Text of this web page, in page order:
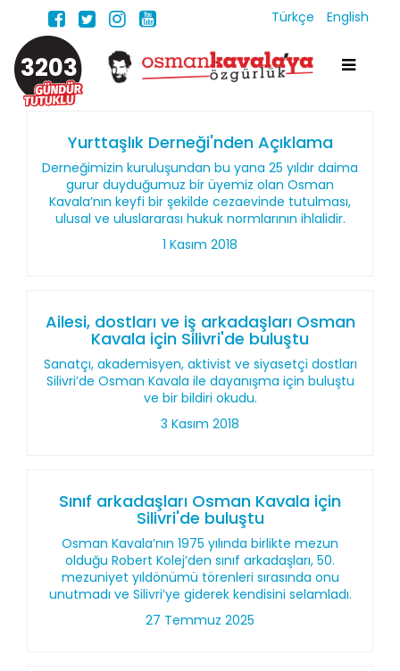
Türkçe English
3203
Yurttaşlık Derneği'nden Açıklama
Derneğimizin kuruluşundan bu yana 25 yıldır daima
gurur duyduğumuz bir üyemiz olan Osman
Kavala’nın keyfi bir şekilde cezaevinde tutulması,
ulusal ve uluslararası hukuk normlarının ihlalidir.
1 Kasım 2018
Ailesi, dostları ve iş arkadaşları Osman
Kavala için Silivri'de buluştu
Sanatçı, akademisyen, aktivist ve siyasetçi dostları
Silivri’de Osman Kavala ile dayanışma için buluştu
ve bir bildiri okudu.
3 Kasım 2018
Sınıf arkadaşları Osman Kavala için
Silivri'de buluştu
Osman Kavala’nın 1975 yılında birlikte mezun
olduğu Robert Kolej’den sınıf arkadaşları, 50.
mezuniyet yıldönümü törenleri sırasında onu
unutmadı ve Silivri’ye giderek kendisini selamladı.
27 Temmuz 2025